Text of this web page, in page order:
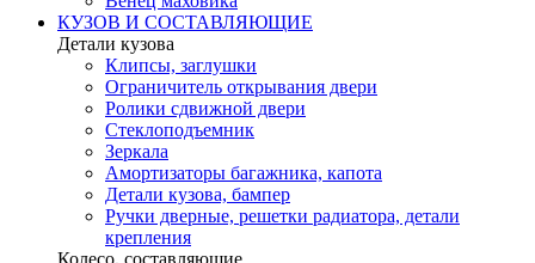
КУЗОВ И СОСТАВЛЯЮЩИЕ
Детали кузова
Клипсы, заглушки
Ограничитель открывания двери
Ролики сдвижной двери
Стеклоподъемник
Зеркала
Амортизаторы багажника, капота
Детали кузова, бампер
Ручки дверные, решетки радиатора, детали
крепления
Колесо, составляющие